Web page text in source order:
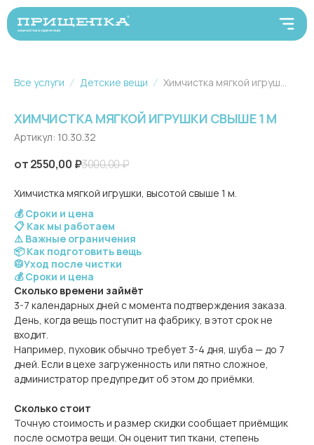
Все услуги Детские вещи Химчистка мягкой игрушки свыше 1 м
ХИМЧИСТКА МЯГКОЙ ИГРУШКИ СВЫШЕ 1 М
Артикул: 10.30.32
2550,00 ₽3000,00₽
Химчистка мягкой игрушки, высотой свыше 1 м.
💰 Сроки и цена
📋 Как мы работаем
⚠️ Важные ограничения
📦 Как подготовить вещь
🥼Уход после чистки
💰 Сроки и цена
Сколько времени займёт
3-7 календарных дней с момента подтверждения заказа.
День, когда вещь поступит на фабрику, в этот срок не
входит.
Например, пуховик обычно требует 3-4 дня, шуба — до 7
дней. Если в цехе загруженность или пятно сложное,
администратор предупредит об этом до приёмки.
Сколько стоит
Точную стоимость и размер скидки сообщает приёмщик
после осмотра вещи. Он оценит тип ткани, степень